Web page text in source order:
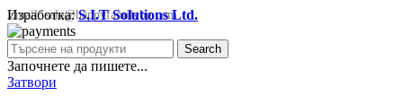
Email:sale@happyfamilybg.com
Изработка:S.I.T Solutions Ltd.
Search
Започнете да пишете...
Затвори